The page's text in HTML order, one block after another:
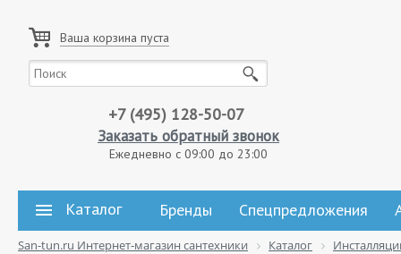
Ваша корзина пуста
+7 (495) 128-50-07
Заказать обратный звонок
Ежедневно с 09:00 до 23:00
Каталог Бренды Спецпредложения
San-tun.ru Интернет-магазин сантехники Каталог